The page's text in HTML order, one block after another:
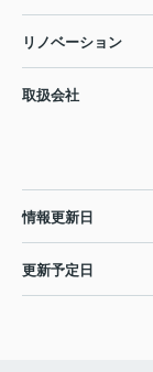
リノベーション
取扱会社
情報更新日
更新予定日